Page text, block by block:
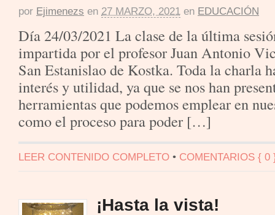
por Ejimenezs en 27 MARZO, 2021 en EDUCACIÓN
Día 24/03/2021 La clase de la última
impartida por el profesor Juan Antonio
San Estanislao de Kostka. Toda la charla
interés y utilidad, ya que se nos han
herramientas que podemos emplear en
como el proceso para poder […]
LEER CONTENIDO COMPLETO • COMENTARIOS { 0
¡Hasta la vista!